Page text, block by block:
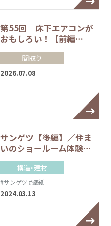
第55回 床下エアコンが
おもしろい！【前編…
間取り
2026.07.08
サンゲツ【後編】／住ま
いのショールーム体験…
構造・建材
#サンゲツ #壁紙
2024.03.13